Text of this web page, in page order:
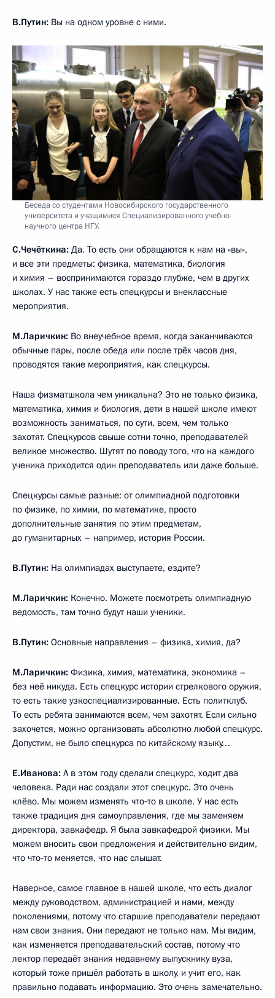
В.Путин: Вы на одном уровне с ними.
Беседа со студентами Новосибирского государственного
университета и учащимися Специализированного учебно-
научного центра НГУ.
С.Чечёткина: Да. То есть они обращаются к нам на «вы»,
и все эти предметы: физика, математика, биология
и химия – воспринимаются гораздо глубже, чем в других
школах. У нас также есть спецкурсы и внеклассные
мероприятия.
М.Ларичкин: Во внеучебное время, когда заканчиваются
обычные пары, после обеда или после трёх часов дня,
проводятся такие мероприятия, как спецкурсы.
Наша физматшкола чем уникальна? Это не только физика,
математика, химия и биология, дети в нашей школе имеют
возможность заниматься, по сути, всем, чем только
захотят. Спецкурсов свыше сотни точно, преподавателей
великое множество. Шутят по поводу того, что на каждого
ученика приходится один преподаватель или даже больше.
Спецкурсы самые разные: от олимпиадной подготовки
по физике, по химии, по математике, просто
дополнительные занятия по этим предметам,
до гуманитарных – например, история России.
В.Путин: На олимпиадах выступаете, ездите?
М.Ларичкин: Конечно. Можете посмотреть олимпиадную
ведомость, там точно будут наши ученики.
В.Путин: Основные направления – физика, химия, да?
М.Ларичкин: Физика, химия, математика, экономика –
без неё никуда. Есть спецкурс истории стрелкового оружия,
то есть такие узкоспециализированные. Есть политклуб.
То есть ребята занимаются всем, чем захотят. Если сильно
захочется, можно организовать абсолютно любой спецкурс.
Допустим, не было спецкурса по китайскому языку…
Е.Иванова: А в этом году сделали спецкурс, ходит два
человека. Ради нас создали этот спецкурс. Это очень
клёво. Мы можем изменять что‑то в школе. У нас есть
также традиция дня самоуправления, где мы заменяем
директора, завкафедр. Я была завкафедрой физики. Мы
можем вносить свои предложения и действительно видим,
что что‑то меняется, что нас слышат.
Наверное, самое главное в нашей школе, что есть диалог
между руководством, администрацией и нами, между
поколениями, потому что старшие преподаватели передают
нам свои знания. Они передают не только нам. Мы видим,
как изменяется преподавательский состав, потому что
лектор передаёт знания недавнему выпускнику вуза,
который тоже пришёл работать в школу, и учит его, как
правильно подавать информацию. Это очень замечательно.